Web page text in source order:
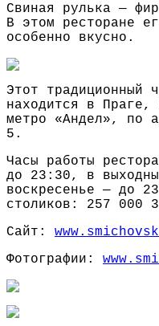
Свиная рулька —
В этом ресторане
особенно вкусно.
Этот традиционный
находится в Праге,
метро «Андел», по
5.
Часы работы
до 23:30, в
воскресенье — до
столиков: 257 000
Cайт:
Фотографии: